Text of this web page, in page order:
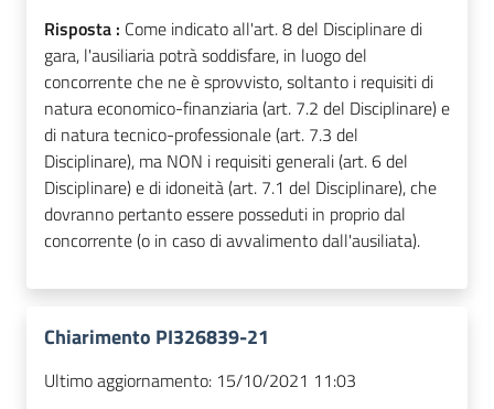
Risposta : Come indicato all'art. 8 del Disciplinare di
gara, l'ausiliaria potrà soddisfare, in luogo del
concorrente che ne è sprovvisto, soltanto i requisiti di
natura economico-finanziaria (art. 7.2 del Disciplinare) e
di natura tecnico-professionale (art. 7.3 del
Disciplinare), ma NON i requisiti generali (art. 6 del
Disciplinare) e di idoneità (art. 7.1 del Disciplinare), che
dovranno pertanto essere posseduti in proprio dal
concorrente (o in caso di avvalimento dall'ausiliata).
Chiarimento PI326839-21
Ultimo aggiornamento: 15/10/2021 11:03